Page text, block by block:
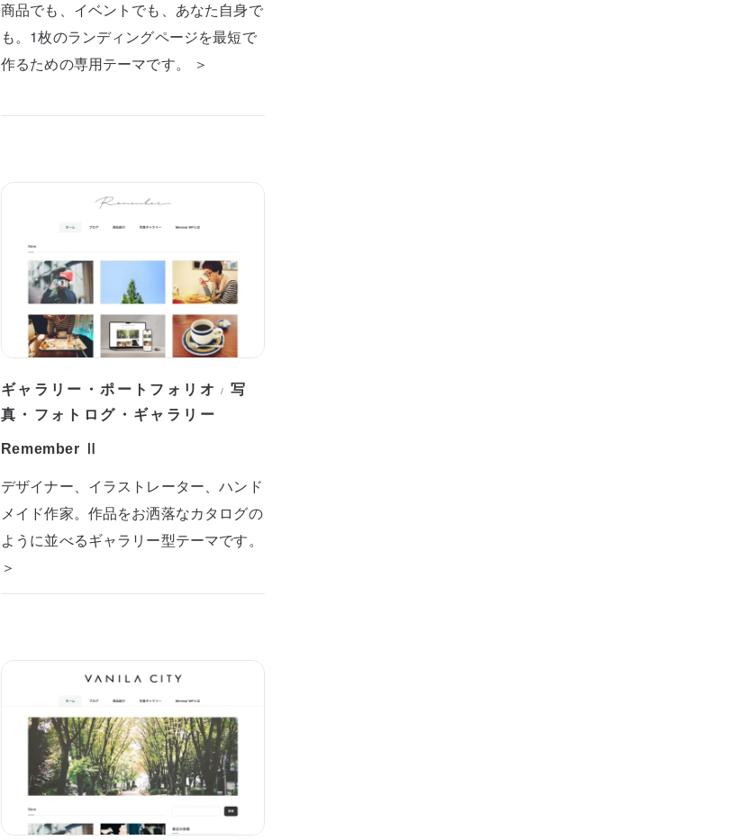
商品でも、イベントでも、あなた自身で
も。1枚のランディングページを最短で
作るための専用テーマです。 ＞
ギャラリー・ポートフォリオ /写
真・フォトログ・ギャラリー
Remember Ⅱ
デザイナー、イラストレーター、ハンド
メイド作家。作品をお洒落なカタログの
ように並べるギャラリー型テーマです。
＞